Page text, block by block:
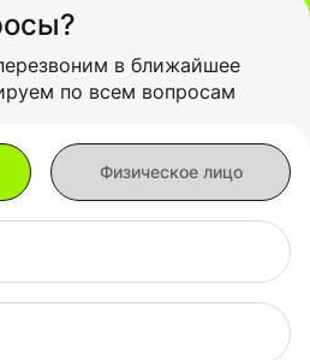
в ближайшее
по всем вопросам